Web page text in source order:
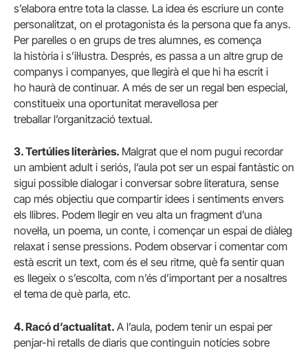
s’elabora entre tota la classe. La idea és escriure un conte
personalitzat, on el protagonista és la persona que fa anys.
Per parelles o en grups de tres alumnes, es comença
la història i s’il·lustra. Després, es passa a un altre grup de
companys i companyes, que llegirà el que hi ha escrit i
ho haurà de continuar. A més de ser un regal ben especial,
constitueix una oportunitat meravellosa per
treballar l’organització textual.
3. Tertúlies literàries. Malgrat que el nom pugui recordar
un ambient adult i seriós, l’aula pot ser un espai fantàstic on
sigui possible dialogar i conversar sobre literatura, sense
cap més objectiu que compartir idees i sentiments envers
els llibres. Podem llegir en veu alta un fragment d’una
novel·la, un poema, un conte, i començar un espai de diàleg
relaxat i sense pressions. Podem observar i comentar com
està escrit un text, com és el seu ritme, què fa sentir quan
es llegeix o s’escolta, com n’és d’important per a nosaltres
el tema de què parla, etc.
4. Racó d’actualitat. A l’aula, podem tenir un espai per
penjar-hi retalls de diaris que continguin notícies sobre